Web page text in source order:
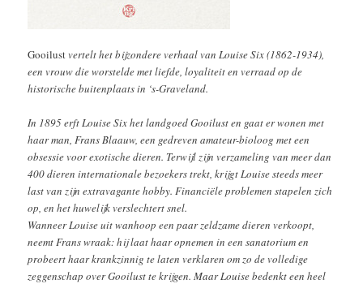
Gooilustvertelt het bijzondere verhaal van Louise Six (1862-1934),
een vrouw die worstelde met liefde, loyaliteit en verraad op de
historische buitenplaats in ‘s-Graveland.
In 1895 erft Louise Six het landgoed Gooilust en gaat er wonen met
haar man, Frans Blaauw, een gedreven amateur-bioloog met een
obsessie voor exotische dieren. Terwijl zijn verzameling van meer dan
400 dieren internationale bezoekers trekt, krijgt Louise steeds meer
last van zijn extravagante hobby. Financiële problemen stapelen zich
op, en het huwelijk verslechtert snel.
Wanneer Louise uit wanhoop een paar zeldzame dieren verkoopt,
neemt Frans wraak: hij laat haar opnemen in een sanatorium en
probeert haar krankzinnig te laten verklaren om zo de volledige
zeggenschap over Gooilust te krijgen. Maar Louise bedenkt een heel